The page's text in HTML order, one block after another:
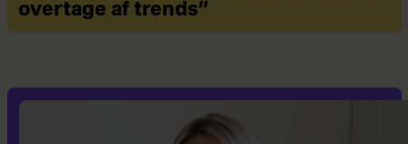
overtage af trends”